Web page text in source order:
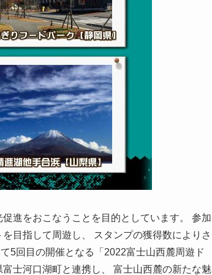
進をおこなうことを目的としています。 参加
目指して周遊し、 スタンプの獲得数によりさ
5回目の開催となる「2022富士山西麓周遊ド
士河口湖町と連携し、 富士山西麓の新たな魅